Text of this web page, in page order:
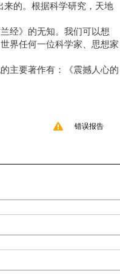
来的。根据科学研究，天地
经》的无知。我们可以想
界任何一位科学家、思想家
主要著作有：《震撼人心的
错误报告